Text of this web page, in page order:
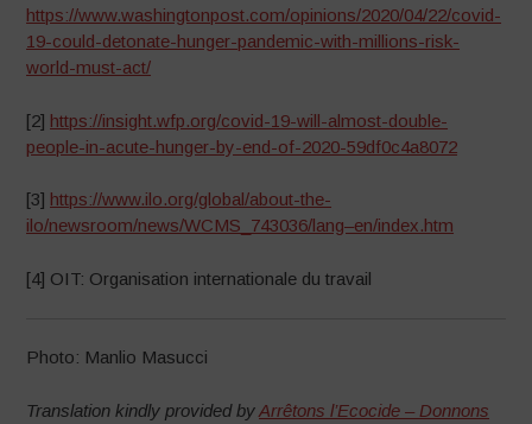
https://www.washingtonpost.com/opinions/2020/04/22/covid-
19-could-detonate-hunger-pandemic-with-millions-risk-
world-must-act/
[2] https://insight.wfp.org/covid-19-will-almost-double-
people-in-acute-hunger-by-end-of-2020-59df0c4a8072
[3] https://www.ilo.org/global/about-the-
ilo/newsroom/news/WCMS_743036/lang–en/index.htm
[4] OIT: Organisation internationale du travail
Photo: Manlio Masucci
Translation kindly provided byArrêtons l’Ecocide – Donnons